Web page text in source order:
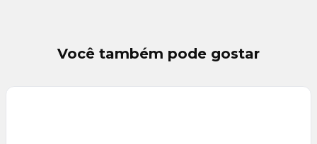
Você também pode gostar